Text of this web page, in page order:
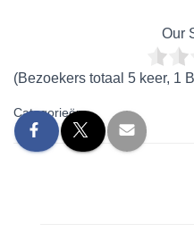
Our
(Bezoekers totaal 5 keer, 1
Categorieën: